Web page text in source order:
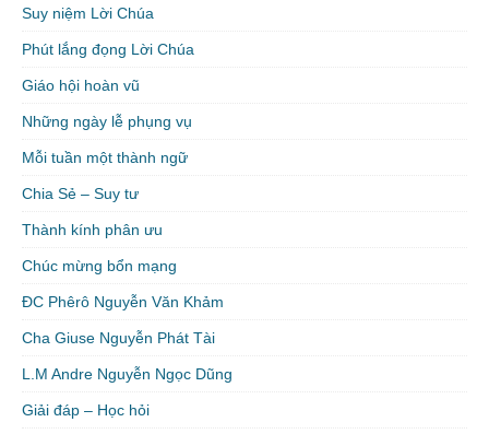
Suy niệm Lời Chúa
Phút lắng đọng Lời Chúa
Giáo hội hoàn vũ
Những ngày lễ phụng vụ
Mỗi tuần một thành ngữ
Chia Sẻ – Suy tư
Thành kính phân ưu
Chúc mừng bổn mạng
ĐC Phêrô Nguyễn Văn Khảm
Cha Giuse Nguyễn Phát Tài
L.M Andre Nguyễn Ngọc Dũng
Giải đáp – Học hỏi